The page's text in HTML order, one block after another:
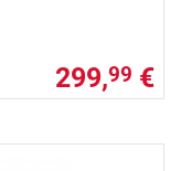
299,99 €